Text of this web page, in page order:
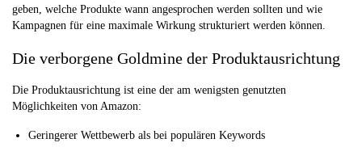
geben, welche Produkte wann angesprochen werden sollten und wie
Kampagnen für eine maximale Wirkung strukturiert werden können.
Die verborgene Goldmine der Produktausrichtung
Die Produktausrichtung ist eine der am wenigsten genutzten
Möglichkeiten von Amazon:
Geringerer Wettbewerb als bei populären Keywords